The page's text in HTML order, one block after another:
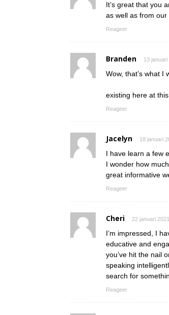
It’s great that you
as well as from our
Reageer
Branden 13
Wow, that’s what I
existing here at
Reageer
Jacelyn 18 januari
I have learn a few
I wonder how
great informative
Reageer
Cheri 22 januari
I’m impressed, I
educative and
you’ve hit the nail
speaking
search for
Reageer